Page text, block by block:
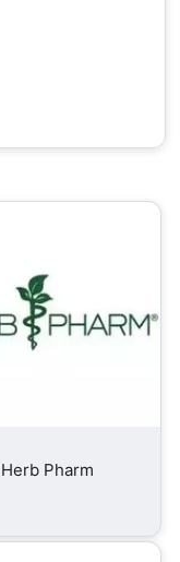
Herb Pharm